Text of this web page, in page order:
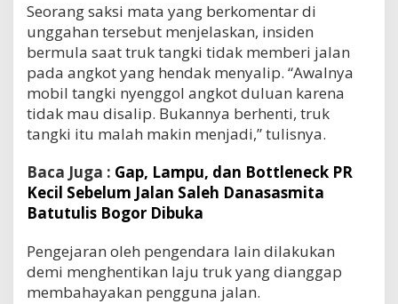
Seorang saksi mata yang berkomentar di
unggahan tersebut menjelaskan, insiden
bermula saat truk tangki tidak memberi jalan
pada angkot yang hendak menyalip. “Awalnya
mobil tangki nyenggol angkot duluan karena
tidak mau disalip. Bukannya berhenti, truk
tangki itu malah makin menjadi,” tulisnya.
Baca Juga : Gap, Lampu, dan Bottleneck PR
Kecil Sebelum Jalan Saleh Danasasmita
Batutulis Bogor Dibuka
Pengejaran oleh pengendara lain dilakukan
demi menghentikan laju truk yang dianggap
membahayakan pengguna jalan.